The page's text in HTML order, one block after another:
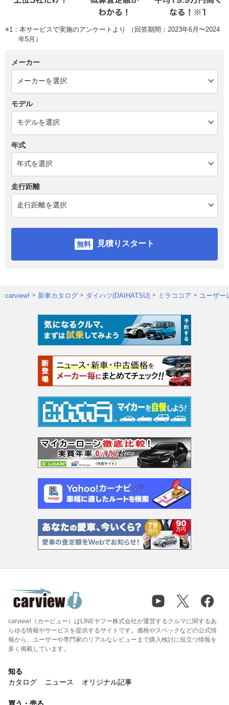
※1：本サービスで実施のアンケートより （回答期間：2023年6月〜2024
年5月）
メーカー
モデル
年式
走行距離
見積りスタート
carview! 新車カタログ ダイハツ(DAIHATSU) ミラココア ユーザー
carview!（カービュー）はLINEヤフー株式会社が運営するクルマに関するあ
らゆる情報やサービスを提供するサイトです。価格やスペックなどの公式情
報から、ユーザーや専門家のリアルなレビューまで購入検討に役立つ情報を
多く掲載しています。
知る
カタログ
ニュース オリジナル記事